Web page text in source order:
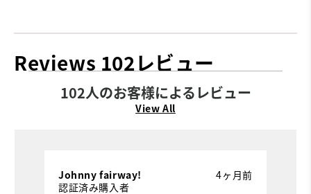
Reviews 102レビュー
102人のお客様によるレビュー
View All
4ヶ月前
Johnny fairway!
認証済み購入者